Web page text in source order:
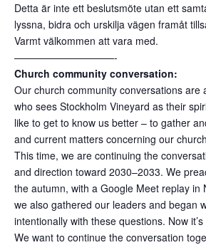
Detta är inte ett beslutsmöte utan ett
lyssna, bidra och urskilja vägen framåt
Varmt välkommen att vara med.
——————————-
Church community conversation:
Our church community conversations are
who sees Stockholm Vineyard as their
like to get to know us better – to gather
and current matters concerning our
This time, we are continuing the
and direction toward 2030–2033. We
the autumn, with a Google Meet replay in
we also gathered our leaders and began
intentionally with these questions. Now
We want to continue the conversation